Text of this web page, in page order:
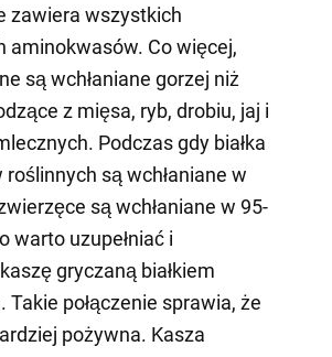
zawiera wszystkich
aminokwasów. Co więcej,
są wchłaniane gorzej niż
z mięsa, ryb, drobiu, jaj i
Podczas gdy białka
są wchłaniane w
są wchłaniane w 95-
warto uzupełniać i
gryczaną białkiem
Takie połączenie sprawia, że
pożywna. Kasza